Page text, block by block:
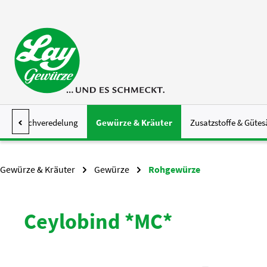
Fleischveredelung Gewürze & Kräuter Zusatzstoffe &
Gewürze & Kräuter Gewürze Rohgewürze
Ceylobind *MC*